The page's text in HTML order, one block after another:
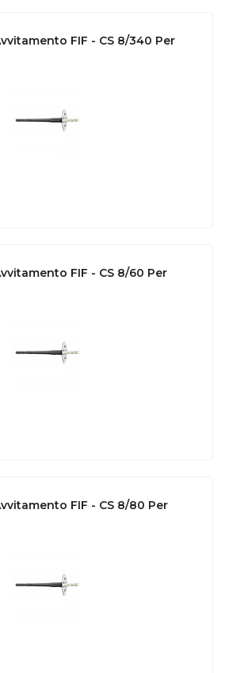
FIF - CS 8/340 Per
FIF - CS 8/60 Per
FIF - CS 8/80 Per